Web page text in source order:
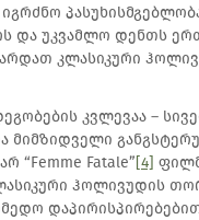
იგრძნო
და უკვამლო დენთს
კლასიკური
კვლევაა –
მიმზიდველი
“Femme Fatale”[4]
ჰოლივუდის